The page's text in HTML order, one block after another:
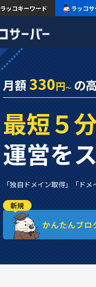
ラッコキーワード ラッコ
月額330円～の
最短５
運営を
「独自ドメイン取得」「ドメ
新規
かんたんブロ